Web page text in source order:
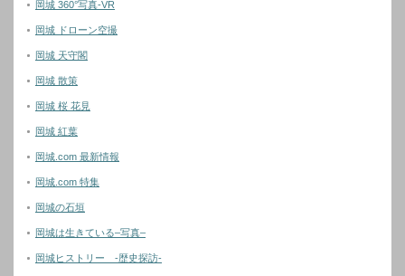
岡城 360°写真-VR
岡城 ドローン空撮
岡城 天守閣
岡城 散策
岡城 桜 花見
岡城 紅葉
岡城.com 最新情報
岡城.com 特集
岡城の石垣
岡城は生きている–写真–
岡城ヒストリー -歴史探訪-